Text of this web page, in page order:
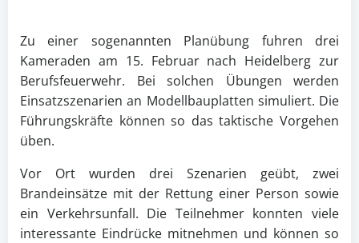
Zu einer sogenannten Planübung fuhren drei
Kameraden am 15. Februar nach Heidelberg zur
Berufsfeuerwehr. Bei solchen Übungen werden
Einsatzszenarien an Modellbauplatten simuliert. Die
Führungskräfte können so das taktische Vorgehen
üben.
Vor Ort wurden drei Szenarien geübt, zwei
Brandeinsätze mit der Rettung einer Person sowie
ein Verkehrsunfall. Die Teilnehmer konnten viele
interessante Eindrücke mitnehmen und können so